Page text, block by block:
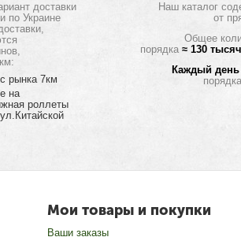
доставки
по Украине
рынка 7км
на
роллеты
Наш каталог
от
Общее
порядка≈ 130 тысяч
Каждый день
Мои товары и покупки
Ваши заказы